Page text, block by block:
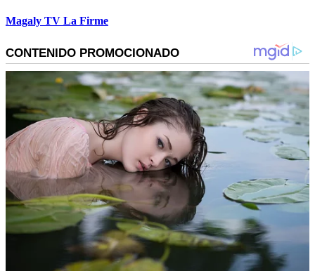
Magaly TV La Firme